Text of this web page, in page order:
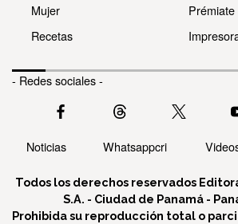
Mujer
Recetas
Prémiate
- Redes sociales -
Noticias Whatsappcri
Todos los derechos reservados
S.A. - Ciudad de Panamá -
Prohibida su reproducción total o